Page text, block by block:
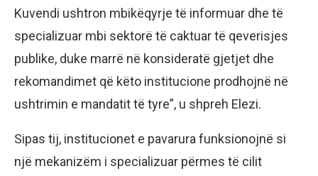
Kuvendi ushtron mbikëqyrje të informuar dhe të
specializuar mbi sektorë të caktuar të qeverisjes
publike, duke marrë në konsideratë gjetjet dhe
rekomandimet që këto institucione prodhojnë në
ushtrimin e mandatit të tyre”, u shpreh Elezi.
Sipas tij, institucionet e pavarura funksionojnë si
një mekanizëm i specializuar përmes të cilit